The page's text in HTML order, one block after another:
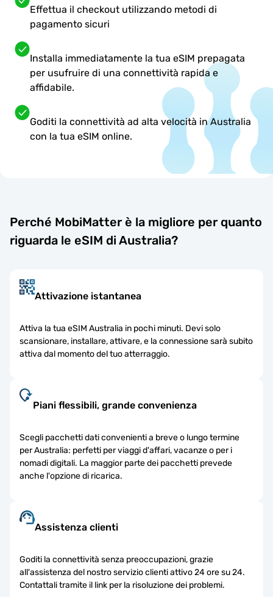
Effettua il checkout utilizzando metodi di
pagamento sicuri
Installa immediatamente la tua eSIM prepagata
per usufruire di una connettività rapida e
affidabile.
Goditi la connettività ad alta velocità in Australia
con la tua eSIM online.
Perché MobiMatter è la migliore per quanto
riguarda le eSIM di Australia?
Attivazione istantanea
Attiva la tua eSIM Australia in pochi minuti. Devi solo
scansionare, installare, attivare, e la connessione sarà subito
attiva dal momento del tuo atterraggio.
Piani flessibili, grande convenienza
Scegli pacchetti dati convenienti a breve o lungo termine
per Australia: perfetti per viaggi d'affari, vacanze o per i
nomadi digitali. La maggior parte dei pacchetti prevede
anche l'opzione di ricarica.
Assistenza clienti
Goditi la connettività senza preoccupazioni, grazie
all'assistenza del nostro servizio clienti attivo 24 ore su 24.
Contattali tramite il link per la risoluzione dei problemi.